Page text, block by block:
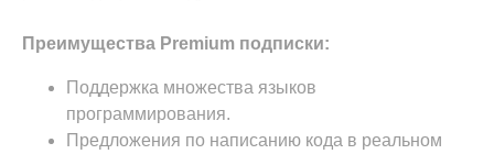
Преимущества Premium подписки:
Поддержка множества языков
программирования.
Предложения по написанию кода в реальном